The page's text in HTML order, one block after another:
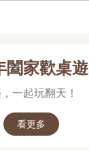
闔家歡桌遊
一起玩翻天！
看更多